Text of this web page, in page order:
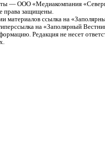
— ООО «Медиакомпания
права защищены.
материалов ссылка на
на «Заполярный
Редакция не несет